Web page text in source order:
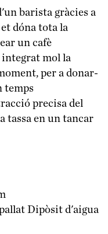
barista gràcies a
dóna tota la
un cafè
integrat mol la
per a donar-
temps
precisa del
tassa en un tancar
Dipòsit d'aigua